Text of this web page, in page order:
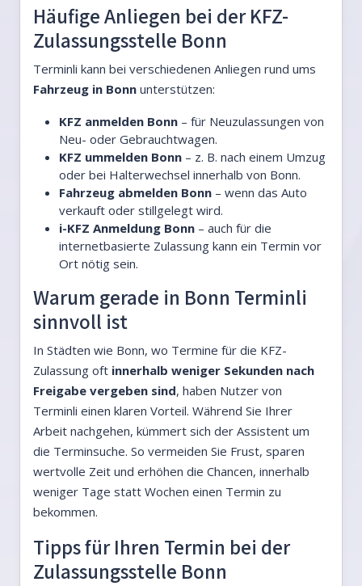
Häufige Anliegen bei der KFZ-
Zulassungsstelle Bonn
Terminli kann bei verschiedenen Anliegen rund ums
Fahrzeug in Bonn unterstützen:
KFZ anmelden Bonn – für Neuzulassungen von
Neu- oder Gebrauchtwagen.
KFZ ummelden Bonn – z. B. nach einem Umzug
oder bei Halterwechsel innerhalb von Bonn.
Fahrzeug abmelden Bonn – wenn das Auto
verkauft oder stillgelegt wird.
i-KFZ Anmeldung Bonn – auch für die
internetbasierte Zulassung kann ein Termin vor
Ort nötig sein.
Warum gerade in Bonn Terminli
sinnvoll ist
In Städten wie Bonn, wo Termine für die KFZ-
Zulassung oft innerhalb weniger Sekunden nach
Freigabe vergeben sind, haben Nutzer von
Terminli einen klaren Vorteil. Während Sie Ihrer
Arbeit nachgehen, kümmert sich der Assistent um
die Terminsuche. So vermeiden Sie Frust, sparen
wertvolle Zeit und erhöhen die Chancen, innerhalb
weniger Tage statt Wochen einen Termin zu
bekommen.
Tipps für Ihren Termin bei der
Zulassungsstelle Bonn